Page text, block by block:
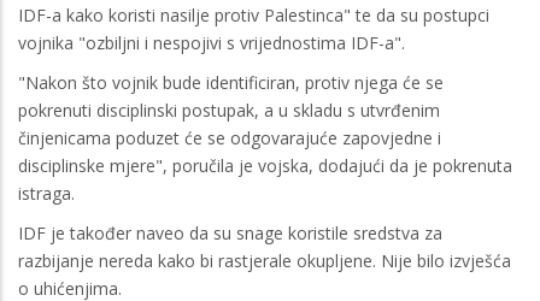
IDF-a kako koristi nasilje protiv Palestinca" te da su postupci
vojnika "ozbiljni i nespojivi s vrijednostima IDF-a".
"Nakon što vojnik bude identificiran, protiv njega će se
pokrenuti disciplinski postupak, a u skladu s utvrđenim
činjenicama poduzet će se odgovarajuće zapovjedne i
disciplinske mjere", poručila je vojska, dodajući da je pokrenuta
istraga.
IDF je također naveo da su snage koristile sredstva za
razbijanje nereda kako bi rastjerale okupljene. Nije bilo izvješća
o uhićenjima.